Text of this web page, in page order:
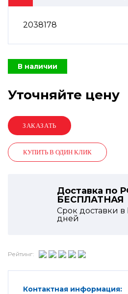
2038178
В наличии
Уточняйте цену
КУПИТЬ В ОДИН КЛИК
Доставка по
БЕСПЛАТНАЯ
Срок доставки
дней
Рейтинг:
Контактная информация: